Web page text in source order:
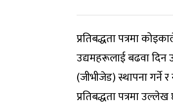
प्रतिबद्धता पत्रमा
उद्यमहरूलाई बढवा दिन
(जीभीजेड) स्थापना गर्ने
प्रतिबद्धता पत्रमा उल्लेख